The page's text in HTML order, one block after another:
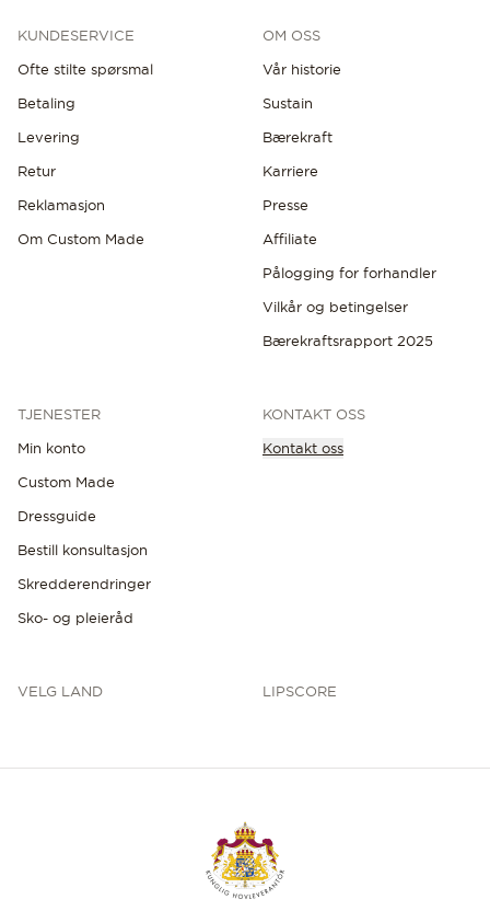
KUNDESERVICE
Ofte stilte spørsmal
Betaling
Levering
Retur
Reklamasjon
Om Custom Made
OM OSS
Vår historie
Sustain
Bærekraft
Karriere
Presse
Affiliate
Pålogging for forhandler
Vilkår og betingelser
Bærekraftsrapport 2025
TJENESTER
Min konto
Custom Made
Dressguide
Bestill konsultasjon
Skredderendringer
Sko- og pleieråd
KONTAKT OSS
Kontakt oss
VELG LAND LIPSCORE